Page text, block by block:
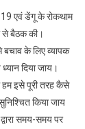
।।
Web
News।।
19 एवं डेंगू के रोकथाम
से बैठक की।
बचाव के लिए व्यापक
दिया जाय।
हम इसे पूरी तरह कैसे
किया जाय
समय-समय पर